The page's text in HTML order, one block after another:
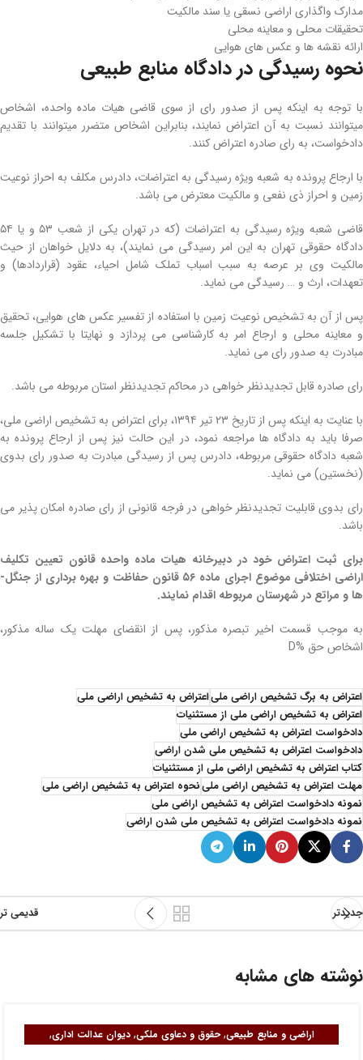
مدارک واگذاری اراضی نسقی یا سند مالکیت
تحقیقات محلی و معاینه محلی
ارائه نقشه­ ها و عکس­ های هوایی
نحوه رسیدگی در دادگاه منابع طبیعی
با توجه به اینکه پس از صدور رای از سوی قاضی هیات ماده­ واحده، اشخاص
میتوانند نسبت به آن اعتراض نمایند، بنابراین اشخاص متضرر میتوانند با تقدیم
دادخواست، به رای صادره اعتراض کنند.
با ارجاع پرونده به شعبه ویژه رسیدگی به اعتراضات، دادرس مکلف به احراز نوعیت
زمین و احراز ذی­ نفعی و مالکیت معترض می‌ باشد.
قاضی شعبه ویژه رسیدگی به اعتراضات (که در تهران یکی از شعب ۵۳ و یا ۵۴
دادگاه حقوقی تهران به این امر رسیدگی می‌ نمایند)، به دلایل خواهان از حیث
مالکیت وی بر عرصه به سبب اسباب تملک شامل احیاء، عقود (قراردادها) و
تعهدات، ارث و … رسیدگی می‌ نماید.
پس از آن به تشخیص نوعیت زمین با استفاده از تفسیر عکس­ های هوایی، تحقیق
و معاینه محلی و ارجاع امر به کارشناسی می­ پردازد و نهایتا با تشکیل جلسه
مبادرت به صدور رای می‌ نماید.
رای صادره قابل تجدیدنظر خواهی در محاکم تجدیدنظر استان مربوطه می‌ باشد.
با عنایت به اینکه پس از تاریخ ۲۳ تیر ۱۳۹۴، برای اعتراض به تشخیص اراضی ­ملی،
صرفا باید به دادگاه ­ها مراجعه نمود، در این حالت نیز پس از ارجاع پرونده به
شعبه دادگاه حقوقی مربوطه، دادرس پس از رسیدگی مبادرت به صدور رای بدوی
(نخستین) می‌ نماید.
رای بدوی قابلیت تجدیدنظر خواهی در فرجه قانونی از رای صادره امکان‌ پذیر می‌
باشد.
برای ثبت اعتراض خود در دبیرخانه هیات ماده­ واحدهقانون تعیین تکلیف
اراضی اختلافی موضوع
اجرای ماده ۵۶ قانون حفاظت و بهره‌ برداری از جنگل­
ها و مراتع در شهرستان مربوطه اقدام نمایند.
به موجب قسمت اخیر تبصره مذکور، پس از انقضای مهلت یک­ ساله مذکور،
اشخاص حق %D
اعتراض به برگ تشخیص اراضی ملیاعتراض به تشخیص اراضی ملی
اعتراض به تشخیص اراضی ملی از مستثنیات
دادخواست اعتراض به تشخیص اراضی ملی
دادخواست اعتراض به تشخیص ملی شدن اراضی
کتاب اعتراض به تشخیص اراضی ملی از مستثنیات
مهلت اعتراض به تشخیص اراضی ملینحوه اعتراض به تشخیص اراضی ملی
نمونه دادخواست اعتراض به تشخیص اراضی ملی
نمونه دادخواست اعتراض به تشخیص ملی شدن اراضی
جدیدتر قدیمی تر
نوشته های مشابه
اراضی و منابع طبیعی,حقوق و دعاوی ملکی,دیوان عدالت اداری,